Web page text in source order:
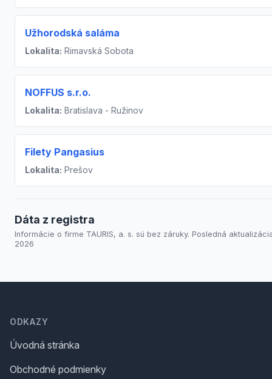
Užhorodská saláma
Lokalita: Rimavská Sobota
NOFFUS s.r.o.
Lokalita: Bratislava - Ružinov
Filety Pangasius
Lokalita: Prešov
Dáta z registra
Informácie o firme TAURIS, a. s. sú bez záruky. Posledná
2026
ODKAZY
Úvodná stránka
Obchodné podmienky